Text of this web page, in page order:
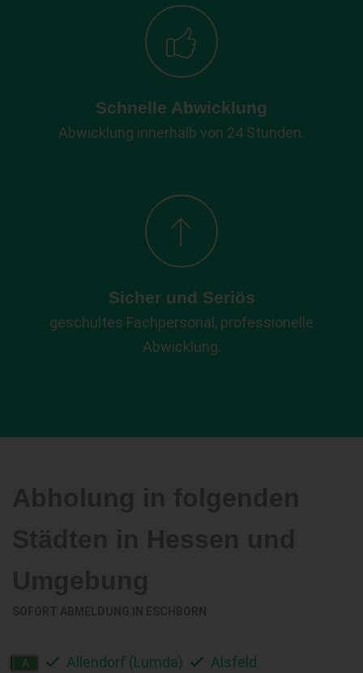
Schnelle Abwicklung
Abwicklung innerhalb von 24 Stunden.
Sicher und Seriös
geschultes Fachpersonal, professionelle
Abwicklung.
A Allendorf (Lumda)
Alsfeld